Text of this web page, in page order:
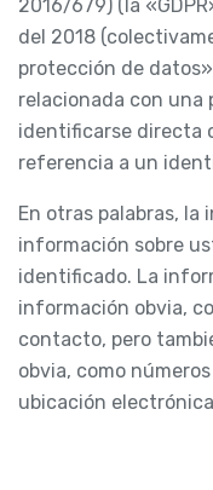
2016/679) (la
del 2018
protección de
relacionada con una
identificarse directa
referencia a un
En otras palabras,
información sobre
identificado. La
información obvia,
contacto, pero
obvia, como
ubicación